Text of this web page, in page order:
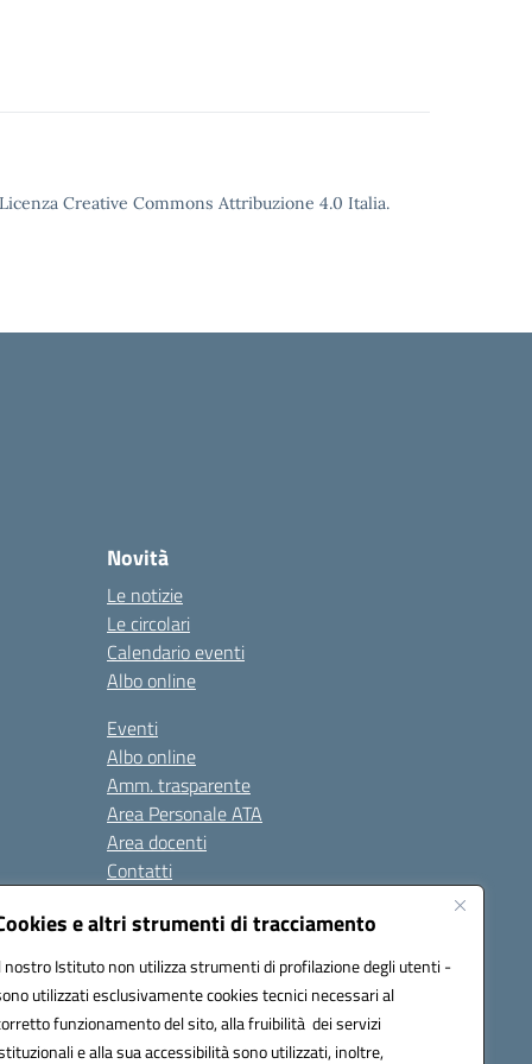
e altri strumenti di tracciamento
nostro Istituto non utilizza strumenti di profilazione degli utenti -
utilizzati esclusivamente cookies tecnici necessari al
funzionamento del sito, alla fruibilità dei servizi
e alla sua accessibilità sono utilizzati, inoltre,
Creative Commons Attribuzione 4.0 Italia.
Novità
Le notizie
Le circolari
Calendario eventi
Albo online
Eventi
Albo online
Amm. trasparente
Area Personale ATA
Area docenti
Contatti